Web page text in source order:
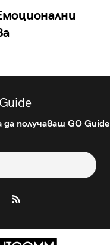
да получаваш GO Guide